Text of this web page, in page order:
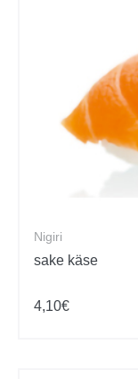
Nigiri
sake käse
4,10€